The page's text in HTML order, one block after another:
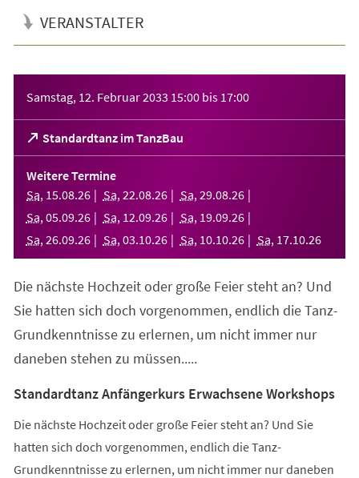
VERANSTALTER
Samstag, 12. Februar 2033 15:00 bis 17:00
Standardtanz im TanzBau
(Öffnet
in
einem
neuen
Tab)
Weitere Termine
Sa, 15.08.26 Sa, 22.08.26 Sa, 29.08.26
Sa, 05.09.26 Sa, 12.09.26 Sa, 19.09.26
Sa, 26.09.26 Sa, 03.10.26 Sa, 10.10.26 Sa, 17.10.26
Die nächste Hochzeit oder große Feier steht an? Und
Sie hatten sich doch vorgenommen, endlich die Tanz-
Grundkenntnisse zu erlernen, um nicht immer nur
daneben stehen zu müssen.....
Standardtanz Anfängerkurs Erwachsene Workshops
Die nächste Hochzeit oder große Feier steht an? Und Sie
hatten sich doch vorgenommen, endlich die Tanz-
Grundkenntnisse zu erlernen, um nicht immer nur daneben